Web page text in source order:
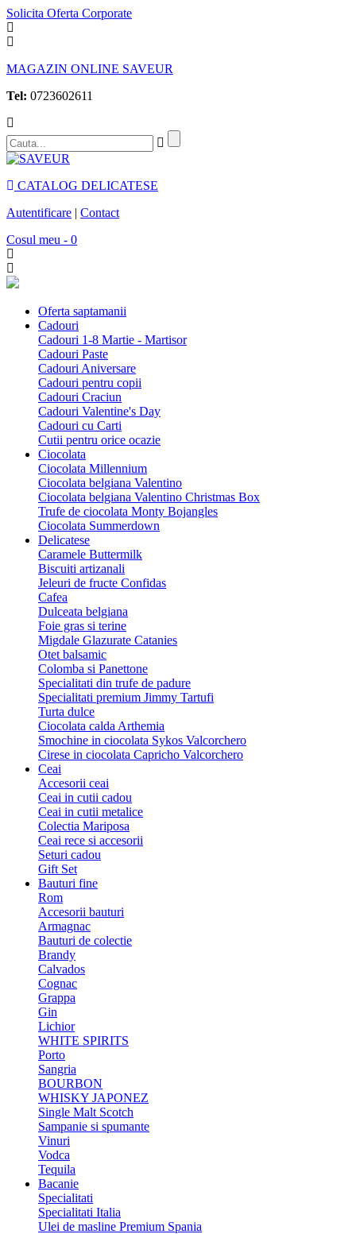
Solicita Oferta Corporate
MAGAZIN ONLINE SAVEUR
Tel: 0723602611
CATALOG DELICATESE
Autentificare | Contact
Cosul meu - 0
Oferta saptamanii
Cadouri
Cadouri 1-8 Martie - Martisor
Cadouri Paste
Cadouri Aniversare
Cadouri pentru copii
Cadouri Craciun
Cadouri Valentine's Day
Cadouri cu Carti
Cutii pentru orice ocazie
Ciocolata
Ciocolata Millennium
Ciocolata belgiana Valentino
Ciocolata belgiana Valentino Christmas Box
Trufe de ciocolata Monty Bojangles
Ciocolata Summerdown
Delicatese
Caramele Buttermilk
Biscuiti artizanali
Jeleuri de fructe Confidas
Cafea
Dulceata belgiana
Foie gras si terine
Migdale Glazurate Catanies
Otet balsamic
Colomba si Panettone
Specialitati din trufe de padure
Specialitati premium Jimmy Tartufi
Turta dulce
Ciocolata calda Arthemia
Smochine in ciocolata Sykos Valcorchero
Cirese in ciocolata Capricho Valcorchero
Ceai
Accesorii ceai
Ceai in cutii cadou
Ceai in cutii metalice
Colectia Mariposa
Ceai rece si accesorii
Seturi cadou
Gift Set
Bauturi fine
Rom
Accesorii bauturi
Armagnac
Bauturi de colectie
Brandy
Calvados
Cognac
Grappa
Gin
Lichior
WHITE SPIRITS
Porto
Sangria
BOURBON
WHISKY JAPONEZ
Single Malt Scotch
Sampanie si spumante
Vinuri
Vodca
Tequila
Bacanie
Specialitati
Specialitati Italia
Ulei de masline Premium Spania